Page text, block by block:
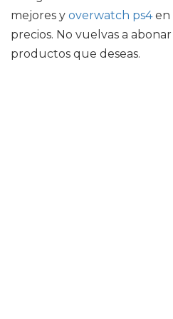
mejores y overwatch ps4en
precios. No vuelvas a
productos que deseas.